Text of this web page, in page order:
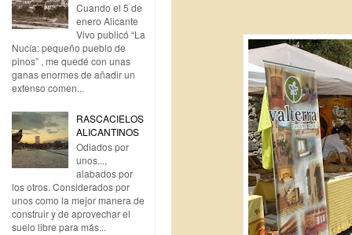
Cuando el 5 de
enero Alicante
Vivo publicó “La
Nucía: pequeño pueblo de
pinos” , me quedé con unas
ganas enormes de añadir un
extenso comen...
RASCACIELOS
ALICANTINOS
Odiados por
unos...,
alabados por
los otros. Considerados por
unos como la mejor manera de
construir y de aprovechar el
suelo libre para más...